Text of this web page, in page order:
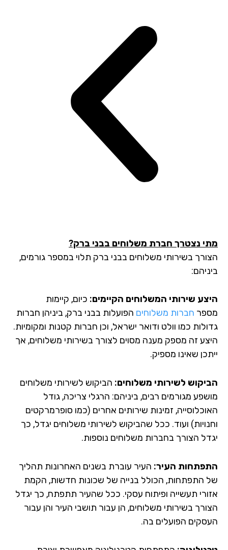
מתי נצטרך חברת משלוחים בבני ברק?
הצורך בשירותי משלוחים בבני ברק תלוי במספר גורמים,
ביניהם:
היצע שירותי המשלוחים הקיימים: כיום, קיימות
מספר חברות משלוחים הפועלות בבני ברק, ביניהן חברות
גדולות כמו וולט ודואר ישראל, וכן חברות קטנות ומקומיות.
היצע זה מספק מענה מסוים לצורך בשירותי משלוחים, אך
ייתכן שאינו מספיק.
הביקוש לשירותי משלוחים: הביקוש לשירותי משלוחים
מושפע מגורמים רבים, ביניהם: הרגלי צריכה, גודל
האוכלוסייה, זמינות שירותים אחרים (כמו סופרמרקטים
וחנויות) ועוד. ככל שהביקוש לשירותי משלוחים יגדל, כך
יגדל הצורך בחברות משלוחים נוספות.
התפתחות העיר: העיר עוברת בשנים האחרונות תהליך
של התפתחות, הכולל בנייה של שכונות חדשות, הקמת
אזורי תעשייה ופיתוח עסקי. ככל שהעיר תתפתח, כך יגדל
הצורך בשירותי משלוחים, הן עבור תושבי העיר והן עבור
העסקים הפועלים בה.